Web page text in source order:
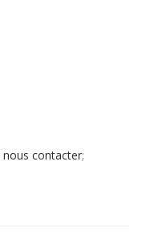
nous contacter;